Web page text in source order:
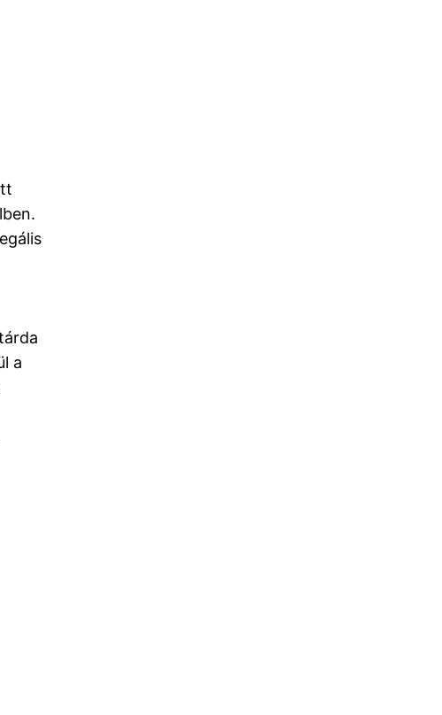
a